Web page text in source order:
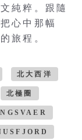
純粹。跟隨
心中那幅
旅程。
北大西洋
北極圈